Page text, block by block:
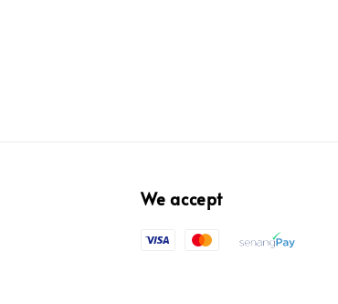
We accept